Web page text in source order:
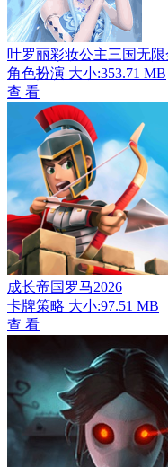
叶罗丽彩妆公主三国无
角色扮演 大小:353.71 MB
查 看
成长帝国罗马2026
卡牌策略 大小:97.51 MB
查 看